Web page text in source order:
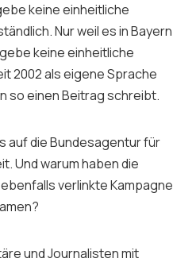
keine einheitliche
Nur weil es in Bayern
keine einheitliche
2002 als eigene Sprache
so einen Beitrag schreibt.
auf die Bundesagentur für
Und warum haben die
verlinkte Kampagne
und Journalisten mit